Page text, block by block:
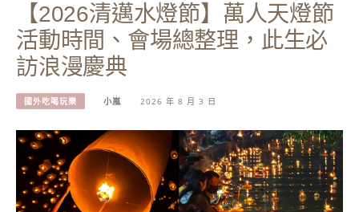
【2026清邁水燈節】萬人天燈節
活動時間、會場總整理，此生必
訪浪漫慶典
國外吃喝玩樂 小嵐 2026 年 8 月 3 日